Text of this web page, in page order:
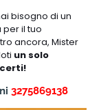
bisogno di un
per il tuo
ancora, Mister
un solo
3275869138